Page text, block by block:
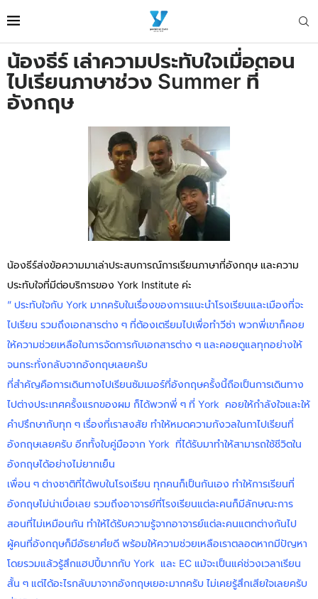
น้องธีร์ เล่าความประทับใจเมื่อตอน
ไปเรียนภาษาช่วง Summer ที่
อังกฤษ
น้องธีร์ส่งข้อความมาเล่าประสบการณ์การเรียนภาษาที่อังกฤษ และความ
ประทับใจที่มีต่อบริการของ York Institute ค่ะ
” ประทับใจกับ York มากครับในเรื่องของการแนะนำโรงเรียนและเมืองที่จะ
ไปเรียน รวมถึงเอกสารต่าง ๆ ที่ต้องเตรียมไปเพื่อทำวีซ่า พวกพี่เขาก็คอย
ให้ความช่วยเหลือในการจัดการกับเอกสารต่าง ๆ และคอยดูแลทุกอย่างให้
จนกระทั่งกลับจากอังกฤษเลยครับ
ที่สำคัญคือการเดินทางไปเรียนซัมเมอร์ที่อังกฤษครั้งนี้ถือเป็นการเดินทาง
ไปต่างประเทศครั้งแรกของผม ก็ได้พวกพี่ ๆ ที่ York คอยให้กำลังใจและให้
คำปรึกษากับทุก ๆ เรื่องที่เราสงสัย ทำให้หมดความกังวลในกาไปเรียนที่
อังกฤษเลยครับ อีกทั้งใบคู่มือจาก York ที่ได้รับมาทำให้สามารถใช้ชีวิตใน
อังกฤษได้อย่างไม่ยากเย็น
เพื่อน ๆ ต่างชาติที่ได้พบในโรงเรียน ทุกคนก็เป็นกันเอง ทำให้การเรียนที่
อังกฤษไม่น่าเบื่อเลย รวมถึงอาจารย์ที่โรงเรียนแต่ละคนก็มีลักษณะการ
สอนที่ไม่เหมือนกัน ทำให้ได้รับความรู้จากอาจารย์แต่ละคนแตกต่างกันไป
ผู้คนที่อังกฤษก็มีอัธยาศํยดี พร้อมให้ความช่วยเหลือเราตลอดหากมีปัญหา
โดยรวมแล้วรู้สึกแฮปปี้มากกับ York และ EC แม้จะเป็นแค่ช่วงเวลาเรียน
สั้น ๆ แต่ได้อะไรกลับมาจากอังกฤษเยอะมากครับ ไม่เคยรู้สึกเสียใจเลยครับ